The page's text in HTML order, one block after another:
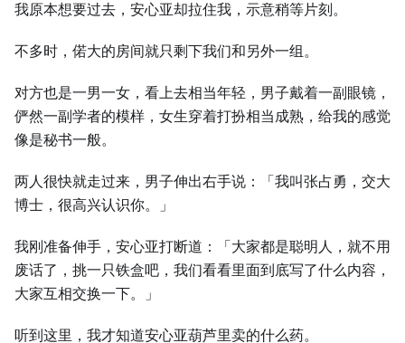
我原本想要过去，安心亚却拉住我，示意稍等片刻。
不多时，偌大的房间就只剩下我们和另外一组。
对方也是一男一女，看上去相当年轻，男子戴着一副眼镜，
俨然一副学者的模样，女生穿着打扮相当成熟，给我的感觉
像是秘书一般。
两人很快就走过来，男子伸出右手说：「我叫张占勇，交大
博士，很高兴认识你。」
我刚准备伸手，安心亚打断道：「大家都是聪明人，就不用
废话了，挑一只铁盒吧，我们看看里面到底写了什么内容，
大家互相交换一下。」
听到这里，我才知道安心亚葫芦里卖的什么药。